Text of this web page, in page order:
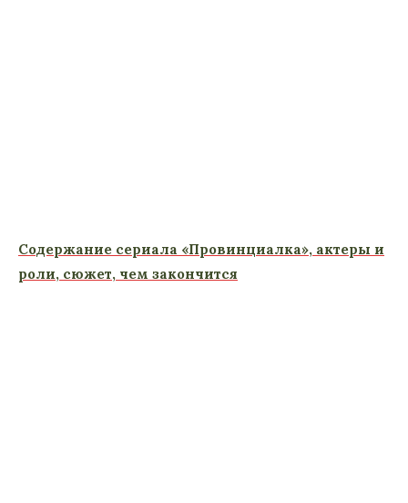
Содержание сериала «Провинциалка», актеры и
роли, сюжет, чем закончится